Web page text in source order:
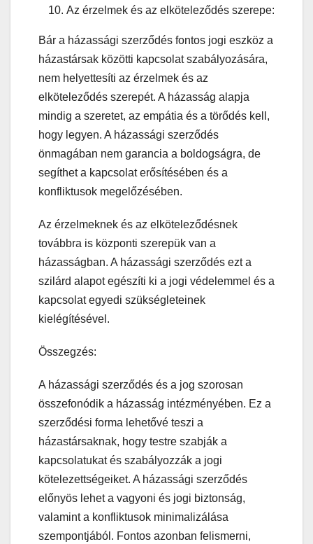
Az érzelmek és az elköteleződés szerepe:
Bár a házassági szerződés fontos jogi eszköz a
házastársak közötti kapcsolat szabályozására,
nem helyettesíti az érzelmek és az
elköteleződés szerepét. A házasság alapja
mindig a szeretet, az empátia és a törődés kell,
hogy legyen. A házassági szerződés
önmagában nem garancia a boldogságra, de
segíthet a kapcsolat erősítésében és a
konfliktusok megelőzésében.
Az érzelmeknek és az elköteleződésnek
továbbra is központi szerepük van a
házasságban. A házassági szerződés ezt a
szilárd alapot egészíti ki a jogi védelemmel és a
kapcsolat egyedi szükségleteinek
kielégítésével.
Összegzés:
A házassági szerződés és a jog szorosan
összefonódik a házasság intézményében. Ez a
szerződési forma lehetővé teszi a
házastársaknak, hogy testre szabják a
kapcsolatukat és szabályozzák a jogi
kötelezettségeiket. A házassági szerződés
előnyös lehet a vagyoni és jogi biztonság,
valamint a konfliktusok minimalizálása
szempontjából. Fontos azonban felismerni,